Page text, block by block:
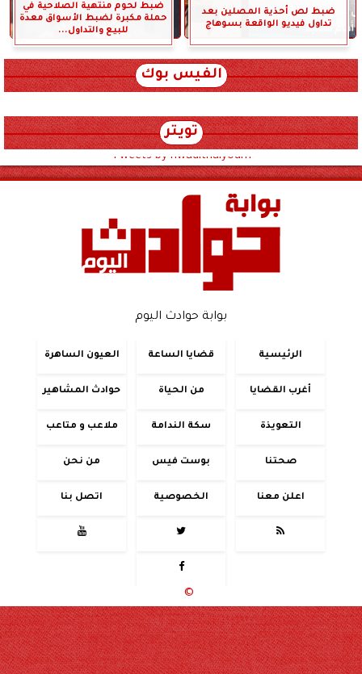
ضبط لص أحذية المصلين بعد
تداول فيديو الواقعة بسوهاج
ضبط لحوم منتهية الصلاحية في
حملة مكبرة لضبط الأسواق معدة
للبيع والتداول...
الفيس بوك
تويتر
Tweets by hwadithalyoum
بوابة حوادث اليوم
الرئيسية قضايا الساعة العيون الساهرة
أغرب القضايا من الحياة حوادث المشاهير
التعويذة سكة الندامة ملاعب و متاعب
صحتنا بوست فيس من نحن
اعلن معنا الخصوصية اتصل بنا




©